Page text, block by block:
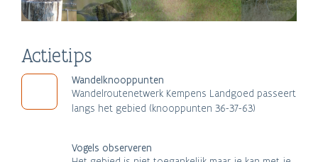
Actietips
Wandelknooppunten
Wandelroutenetwerk Kempens Landgoed passeert
langs het gebied (knooppunten 36-37-63)
Vogels observeren